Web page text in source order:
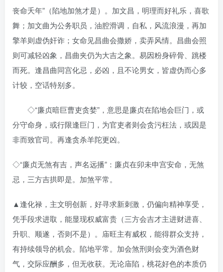
丧命夭年”（陷地加煞才是）。加文昌，明理而好礼乐，喜歌
舞；加文曲为公务职员，油腔滑调，自私，风流浪漫，再加
擎羊则虚伪奸诈；女命见昌曲会撒娇，卖弄风情。昌曲会照
则可减轻凶象，昌曲夹仍为大吉之象。易因粉身碎骨、跳楼
而死。逢昌曲同宫化忌，必凶，且不论男女，皆虚伪而心多
计较，空话特别多。
◇“廉贞暗巨曹吏贪婪”，意思是廉贞在陷地会巨门，或
分守命身，或行限逢巨门，为官吏者则会贪污枉法，或因是
非而致官司。再逢贪杀羊陀更凶。
◇“廉贞无煞有吉，声名远播”：廉贞在卯未申宫安命，无煞
忌，三方吉拱即是。加煞平常。
▲逢化禄，主文明创新，好寻求新刺激，仍偏向精神享受，
凭手段求进取，能显现权威富贵（三方会吉才主进财进喜、
升职、顺遂，否则不是）。庙旺主有威权，能得群众支持，
有持续领导的机会。陷地平常。加会煞刑则会变为酒色财
气，交际应酬多，但无收获。无论庙陷，桃花好色的本质仍